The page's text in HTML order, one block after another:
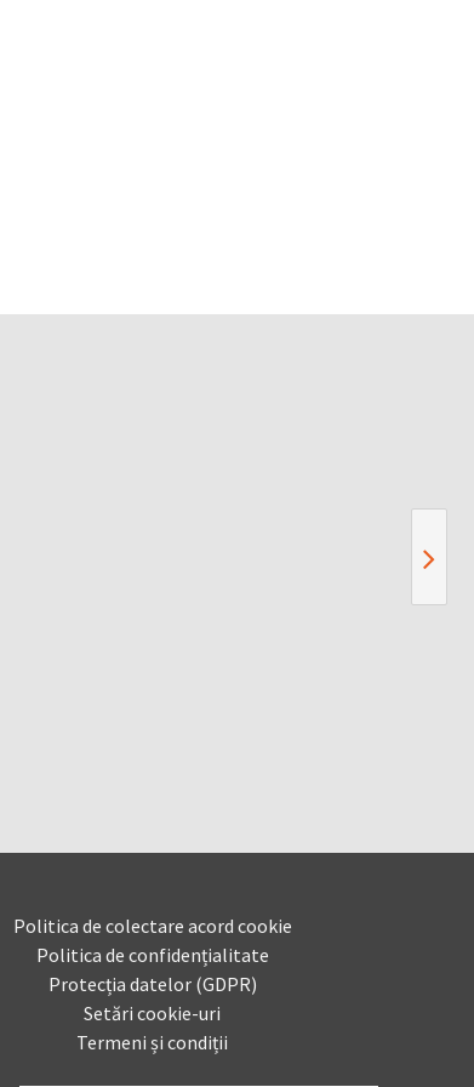
Politica de colectare acord cookie
Politica de confidențialitate
Protecția datelor (GDPR)
Setări cookie-uri
Termeni și condiții